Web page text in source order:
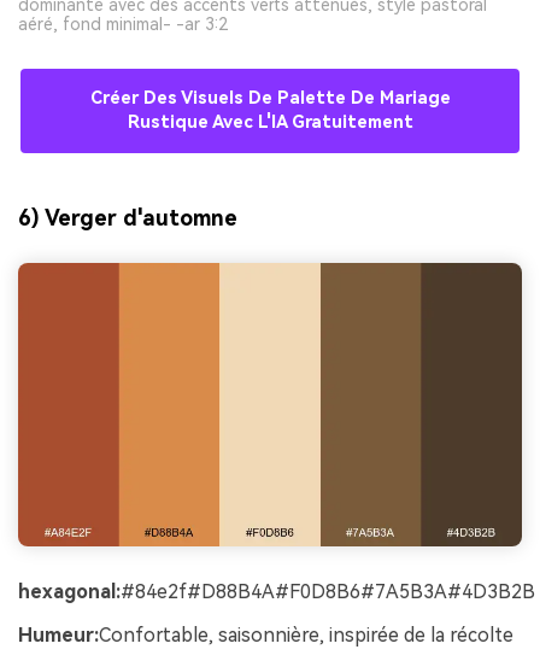
dominante avec des accents verts atténués, style pastoral
aéré, fond minimal- -ar 3:2
Créer Des Visuels De Palette De Mariage
Rustique Avec L'IA Gratuitement
6) Verger d'automne
hexagonal:#84e2f#D88B4A#F0D8B6#7A5B3A#4D3B2B
Humeur:Confortable, saisonnière, inspirée de la récolte